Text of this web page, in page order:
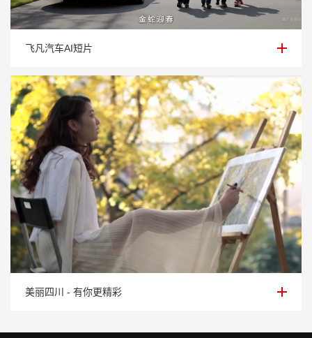
飞凡汽车AI短片
飞凡汽车AI短片
美丽四川 - 有你更精彩
美丽四川 - 有你更精彩